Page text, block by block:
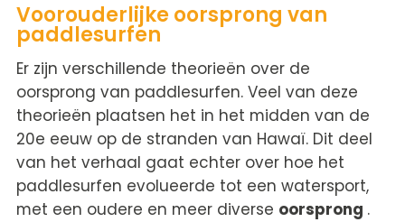
Voorouderlijke oorsprong van
paddlesurfen
Er zijn verschillende theorieën over de
oorsprong van paddlesurfen. Veel van deze
theorieën plaatsen het in het midden van de
20e eeuw op de stranden van Hawaï. Dit deel
van het verhaal gaat echter over hoe het
paddlesurfen evolueerde tot een watersport,
met een oudere en meer diverse oorsprong .